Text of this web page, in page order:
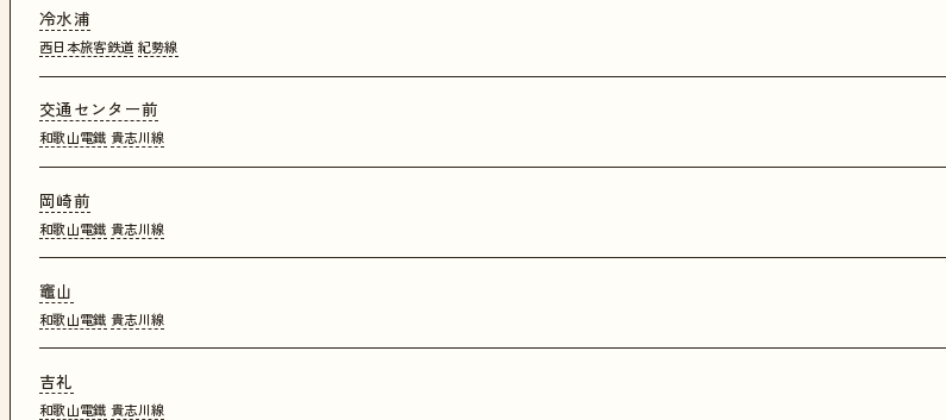
冷水浦
西日本旅客鉄道 紀勢線
交通センター前
和歌山電鐵 貴志川線
岡崎前
和歌山電鐵 貴志川線
竈山
和歌山電鐵 貴志川線
吉礼
和歌山電鐵 貴志川線